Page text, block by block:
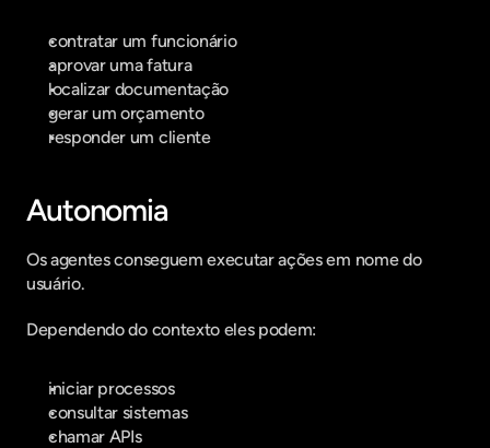
contratar um funcionário
aprovar uma fatura
localizar documentação
gerar um orçamento
responder um cliente
Autonomia
Os agentes conseguem executar ações em nome do
usuário.
Dependendo do contexto eles podem:
iniciar processos
consultar sistemas
chamar APIs